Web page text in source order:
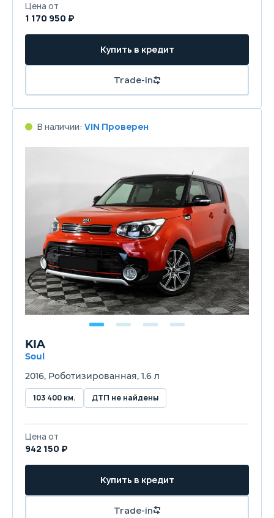
Цена от
1 170 950 ₽
Купить в кредит
Trade-in
В наличии: VIN Проверен
KIA
Soul
2016, Роботизированная, 1.6 л
103 400 км. ДТП не найдены
Цена от
942 150 ₽
Купить в кредит
Trade-in